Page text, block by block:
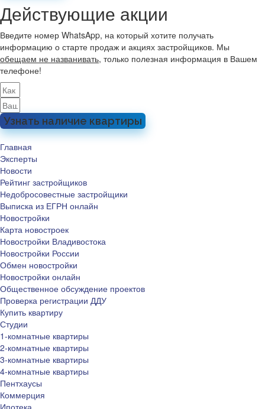
Действующие акции
Введите номер WhatsApp, на который хотите получать
информацию о старте продаж и акциях застройщиков. Мы
обещаем не названивать, только полезная информация в Вашем
телефоне!
Узнать наличие квартиры
Главная
Эксперты
Новости
Рейтинг застройщиков
Недобросовестные застройщики
Выписка из ЕГРН онлайн
Новостройки
Карта новостроек
Новостройки Владивостока
Новостройки России
Обмен новостройки
Новостройки онлайн
Общественное обсуждение проектов
Проверка регистрации ДДУ
Купить квартиру
Студии
1-комнатные квартиры
2-комнатные квартиры
3-комнатные квартиры
4-комнатные квартиры
Пентхаусы
Коммерция
Ипотека